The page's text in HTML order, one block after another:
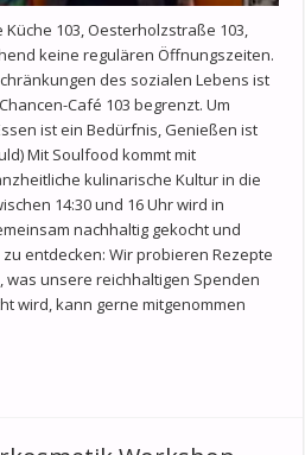
Küche 103, Oesterholzstraße 103,
keine regulären Öffnungszeiten.
des sozialen Lebens ist
Café 103 begrenzt. Um
ist ein Bedürfnis, Genießen ist
Mit Soulfood kommt mit
kulinarische Kultur in die
14:30 und 16 Uhr wird in
nachhaltig gekocht und
entdecken: Wir probieren Rezepte
was unsere reichhaltigen Spenden
wird, kann gerne mitgenommen